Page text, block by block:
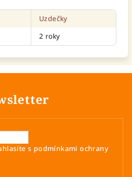
Uzdečky
2 roky
s podmínkami ochrany